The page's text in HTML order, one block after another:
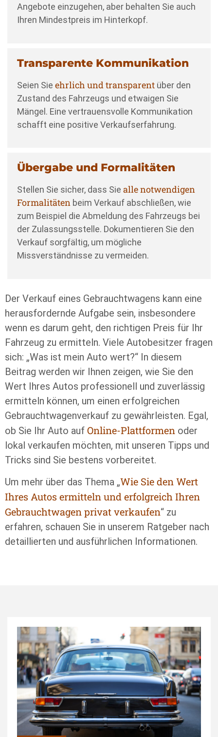
Angebote einzugehen, aber behalten Sie auch
Ihren Mindestpreis im Hinterkopf.
Transparente Kommunikation
Seien Sie ehrlich und transparent über den
Zustand des Fahrzeugs und etwaigen Sie
Mängel. Eine vertrauensvolle Kommunikation
schafft eine positive Verkaufserfahrung.
Übergabe und Formalitäten
Stellen Sie sicher, dass Sie alle notwendigen
Formalitäten beim Verkauf abschließen, wie
zum Beispiel die Abmeldung des Fahrzeugs bei
der Zulassungsstelle. Dokumentieren Sie den
Verkauf sorgfältig, um mögliche
Missverständnisse zu vermeiden.
Der Verkauf eines Gebrauchtwagens kann eine
herausfordernde Aufgabe sein, insbesondere
wenn es darum geht, den richtigen Preis für Ihr
Fahrzeug zu ermitteln. Viele Autobesitzer fragen
sich: „Was ist mein Auto wert?“ In diesem
Beitrag werden wir Ihnen zeigen, wie Sie den
Wert Ihres Autos professionell und zuverlässig
ermitteln können, um einen erfolgreichen
Gebrauchtwagenverkauf zu gewährleisten. Egal,
ob Sie Ihr Auto auf Online-Plattformen oder
lokal verkaufen möchten, mit unseren Tipps und
Tricks sind Sie bestens vorbereitet.
Um mehr über das Thema „Wie Sie den Wert
Ihres Autos ermitteln und erfolgreich Ihren
Gebrauchtwagen privat verkaufen“ zu
erfahren, schauen Sie in unserem Ratgeber nach
detaillierten und ausführlichen Informationen.